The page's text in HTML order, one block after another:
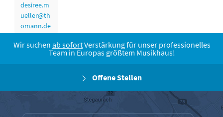
desiree.m
ueller@th
omann.de
Wir suchen ab sofortVerstärkung für unser professionelles
Team in Europas größtem Musikhaus!
Offene Stellen